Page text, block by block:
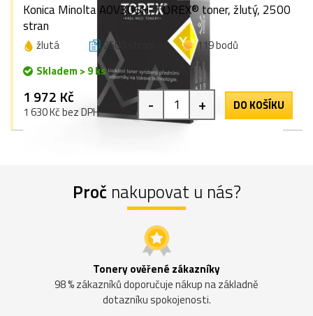
Konica Minolta A0V306H, TOREX® toner, žlutý, 2500
stran
žlutá 2500 stran
119 bodů
Skladem > 9 ks
1 972 Kč
1 630 Kč bez DPH - + DO KOŠÍKU
Proč nakupovat u nás?
Tonery ověřené zákazníky
98 % zákazníků doporučuje nákup na základně
dotazníku spokojenosti.